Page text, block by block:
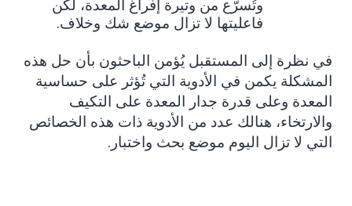
وتُسرّع من وتيرة إفراغ المعدة، لكن
فاعليتها لا تزال موضع شك وخلاف.
في نظرة إلى المستقبل يُؤمن الباحثون بأن حل هذه
المشكلة يكمن في الأدوية التي تُؤثر على حساسية
المعدة وعلى قدرة جدار المعدة على التكيف
والارتخاء، هنالك عدد من الأدوية ذات هذه الخصائص
التي لا تزال اليوم موضع بحث واختبار .